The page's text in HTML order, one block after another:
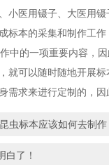
小医用镊子、大医用
标本的采集和制作工
的一项重要内容，
就可以随时随地开展
需求来进行定制的，因
虫标本应该如何去制作
白了！